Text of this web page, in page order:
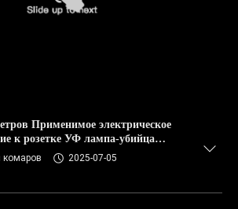
Применимое электрическое
к розетке УФ лампа-убийца
Высокоэффективное
2025-07-05